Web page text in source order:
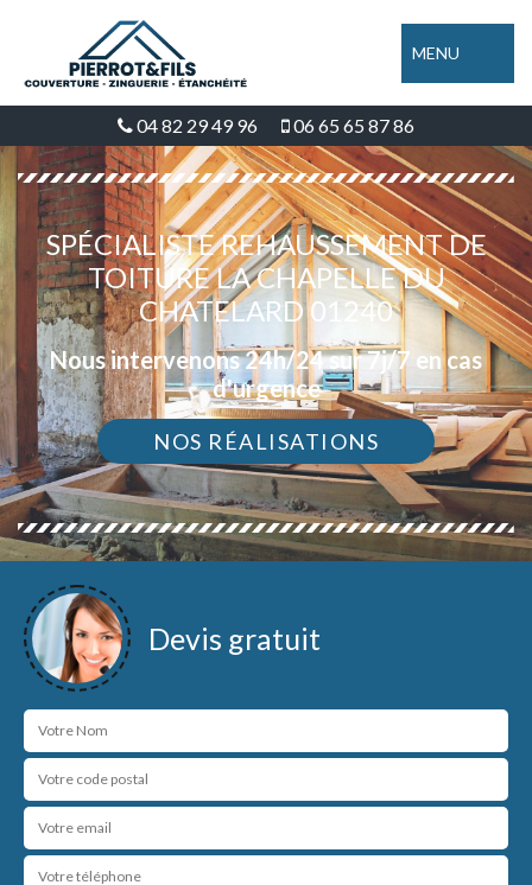
MENU
04 82 29 49 96 06 65 65 87 86
SPÉCIALISTE REHAUSSEMENT DE
TOITURE LA CHAPELLE DU
CHATELARD 01240
Nous intervenons 24h/24 sur 7j/7 en cas
d'urgence
NOS RÉALISATIONS
Devis gratuit